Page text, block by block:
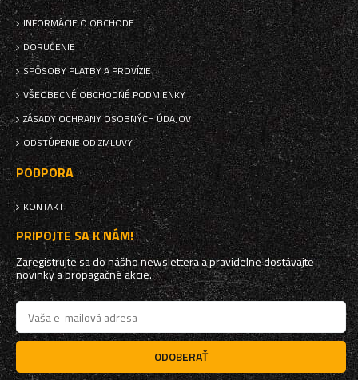
INFORMÁCIE O OBCHODE
DORUČENIE
SPÔSOBY PLATBY A PROVÍZIE
VŠEOBECNÉ OBCHODNÉ PODMIENKY
ZÁSADY OCHRANY OSOBNÝCH ÚDAJOV
ODSTÚPENIE OD ZMLUVY
PODPORA
KONTAKT
PRIPOJTE SA K NÁM!
Zaregistrujte sa do nášho newslettera a pravidelne dostávajte
novinky a propagačné akcie.
ODOBERAŤ